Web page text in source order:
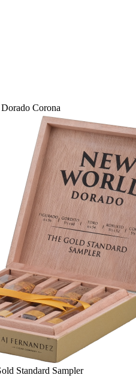
Corona
Standard Sampler